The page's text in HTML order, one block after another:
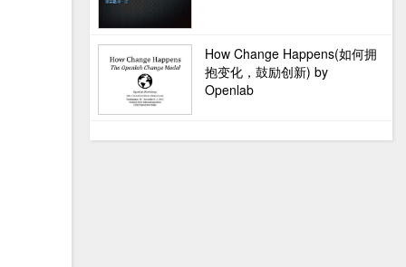
How Change Happens(如何拥
抱变化，鼓励创新) by
Openlab